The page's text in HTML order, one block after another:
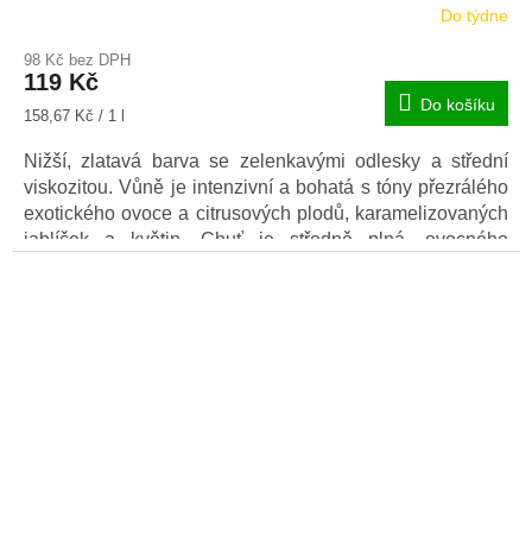
Do týdne
98 Kč bez DPH
119 Kč
Měrná
158,67 Kč / 1 l
Do košíku
Nižší, zlatavá barva se zelenkavými odlesky a střední
viskozitou. Vůně je intenzivní a bohatá s tóny přezrálého
exotického ovoce a citrusových plodů, karamelizovaných
jablíček a květin. Chuť je středně plná, ovocného